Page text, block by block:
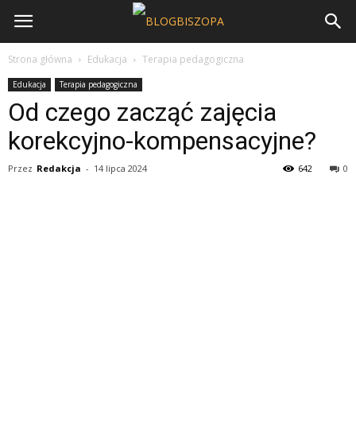
Strona główna Edukacja Terapia pedagogiczna
Edukacja Terapia pedagogiczna
Od czego zacząć zajęcia
korekcyjno-kompensacyjne?
Przez Redakcja - 14 lipca 2024 0
642